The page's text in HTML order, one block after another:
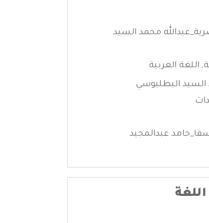
محمد السيد
, اللغة العربية
السيد البطليوسي
عبدالمجيد